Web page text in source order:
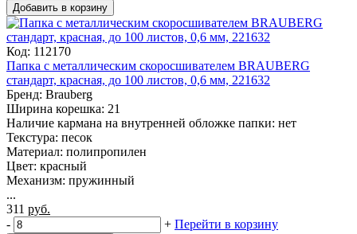
Добавить в корзину
Код: 112170
Папка с металлическим скоросшивателем BRAUBERG
стандарт, красная, до 100 листов, 0,6 мм, 221632
Бренд: Brauberg
Ширина корешка: 21
Наличие кармана на внутренней обложке папки: нет
Текстура: песок
Материал: полипропилен
Цвет: красный
Механизм: пружинный
...
311 руб.
-
+ Перейти в корзину